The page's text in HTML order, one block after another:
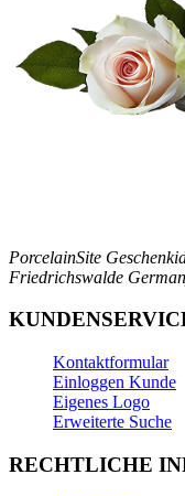
PorcelainSite
Friedrichswalde
Kontaktformular
Einloggen Kunde
Eigenes Logo
Erweiterte Suche
RECHTLICHE